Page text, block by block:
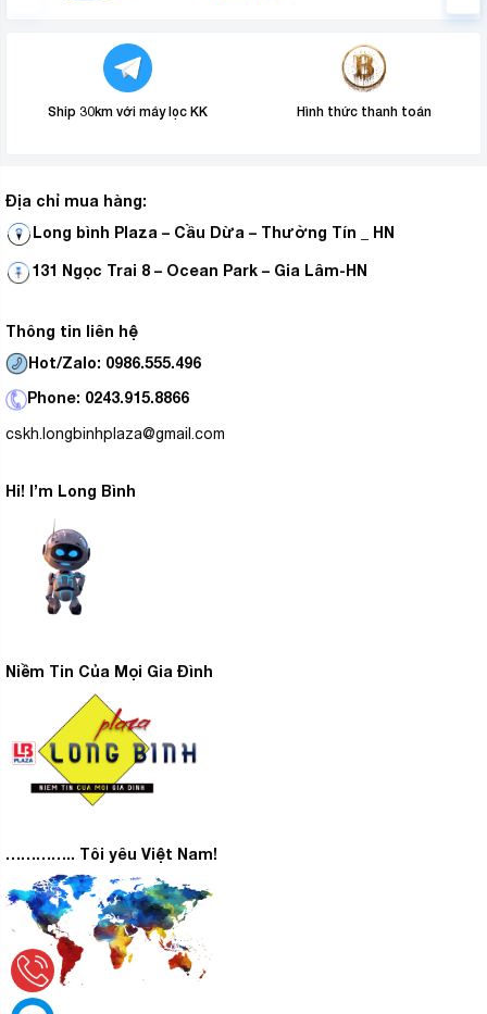
Ship 30km với máy lọc KK Hình thức thanh toán
Địa chỉ mua hàng:
Long bình Plaza – Cầu Dừa – Thường Tín _ HN
131 Ngọc Trai 8 – Ocean Park – Gia Lâm-HN
Thông tin liên hệ
Hot/Zalo: 0986.555.496
Phone: 0243.915.8866
cskh.longbinhplaza@gmail.com
Hi! I’m Long Bình
Niềm Tin Của Mọi Gia Đình
………….. Tôi yêu Việt Nam!